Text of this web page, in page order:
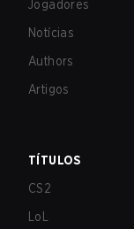
Jogadores
Notícias
Authors
Artigos
TÍTULOS
CS2
LoL